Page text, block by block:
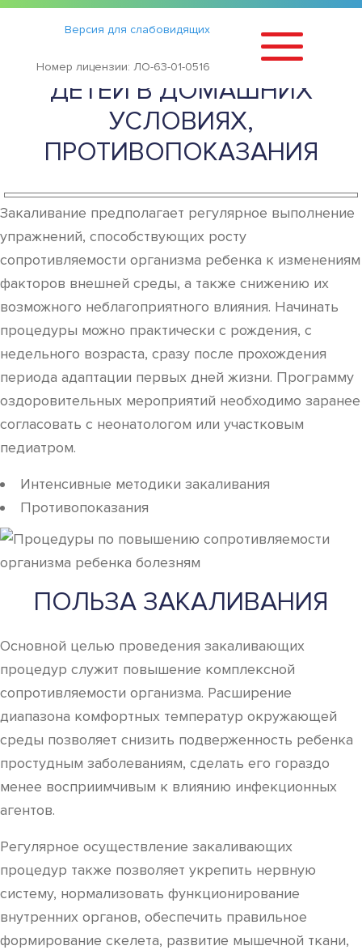
Версия для слабовидящих
Номер лицензии: ЛО-63-01-0516
Статьи ›
МЕТОДЫ ЗАКАЛИВАНИЯ
ДЕТЕЙ В ДОМАШНИХ
УСЛОВИЯХ,
ПРОТИВОПОКАЗАНИЯ
Закаливание предполагает регулярное выполнение
упражнений, способствующих росту
сопротивляемости организма ребенка к изменениям
факторов внешней среды, а также снижению их
возможного неблагоприятного влияния. Начинать
процедуры можно практически с рождения, с
недельного возраста, сразу после прохождения
периода адаптации первых дней жизни. Программу
оздоровительных мероприятий необходимо заранее
согласовать с неонатологом или участковым
педиатром.
Интенсивные методики закаливания
Противопоказания
ПОЛЬЗА ЗАКАЛИВАНИЯ
Основной целью проведения закаливающих
процедур служит повышение комплексной
сопротивляемости организма. Расширение
диапазона комфортных температур окружающей
среды позволяет снизить подверженность ребенка
простудным заболеваниям, сделать его гораздо
менее восприимчивым к влиянию инфекционных
агентов.
Регулярное осуществление закаливающих
процедур также позволяет укрепить нервную
систему, нормализовать функционирование
внутренних органов, обеспечить правильное
формирование скелета, развитие мышечной ткани,